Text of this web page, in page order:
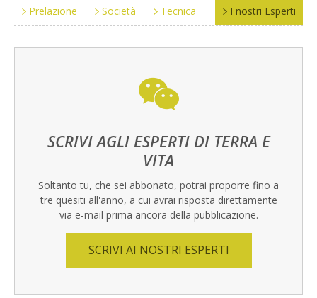
Prelazione Società Tecnica I nostri Esperti
SCRIVI AGLI ESPERTI DI TERRA E
VITA
Soltanto tu, che sei abbonato, potrai proporre fino a
tre quesiti all'anno, a cui avrai risposta direttamente
via e-mail prima ancora della pubblicazione.
SCRIVI AI NOSTRI ESPERTI